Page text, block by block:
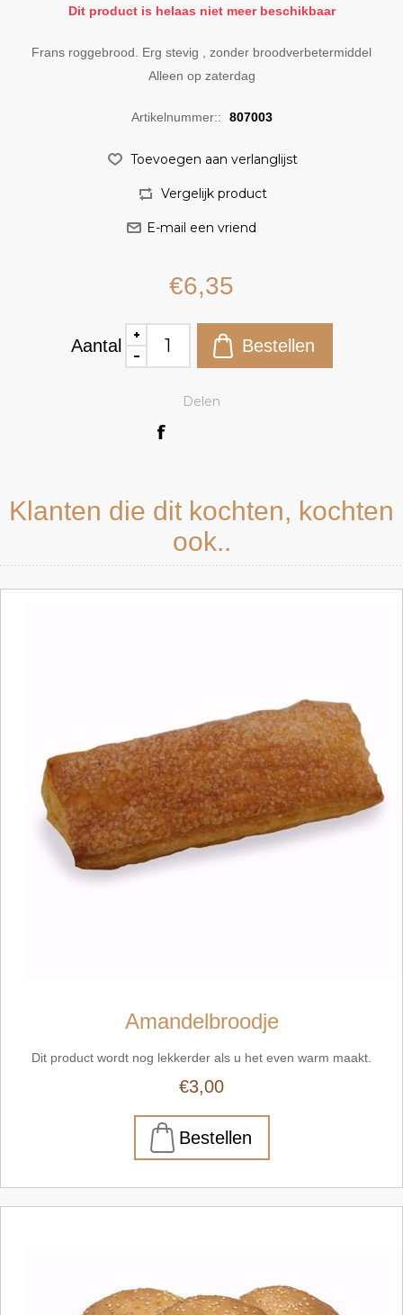
Dit product is helaas niet meer beschikbaar
Frans roggebrood. Erg stevig , zonder broodverbetermiddel
Alleen op zaterdag
Artikelnummer:: 807003
€6,35
Aantal
Delen
Klanten die dit kochten, kochten
ook..
Amandelbroodje
Dit product wordt nog lekkerder als u het even warm maakt.
€3,00